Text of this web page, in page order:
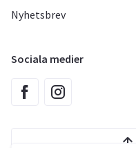
Nyhetsbrev
Sociala medier